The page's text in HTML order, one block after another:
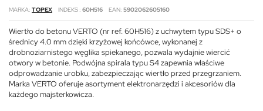
MARKA TOPEX INDEKS 60H516 EAN 5902062605160
Wiertło do betonu VERTO (nr ref. 60H516) z uchwytem typu SDS+ o
średnicy 4.0 mm dzięki krzyżowej końcówce, wykonanej z
drobnoziarnistego węglika spiekanego, pozwala wydajnie wiercić
otwory w betonie. Podwójna spirala typu S4 zapewnia właściwe
odprowadzanie urobku, zabezpieczając wiertło przed przegrzaniem.
Marka VERTO oferuje asortyment elektronarzędzi i akcesoriów dla
każdego majsterkowicza.